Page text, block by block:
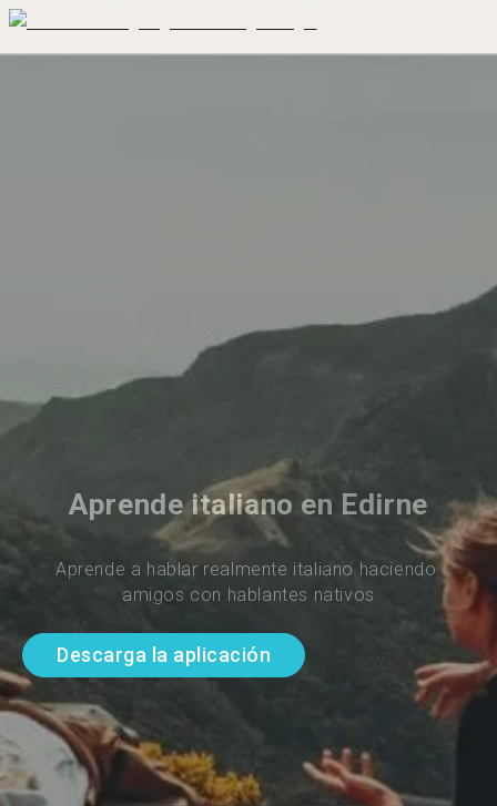
Aprende italiano en Edirne
Aprende a hablar realmente italiano haciendo
amigos con hablantes nativos
Descarga la aplicación